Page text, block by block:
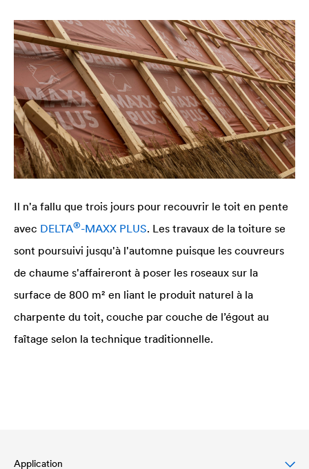
Il n'a fallu que trois jours pour recouvrir le toit en pente
avec DELTA®-MAXX PLUS. Les travaux de la toiture se
sont poursuivi jusqu'à l'automne puisque les couvreurs
de chaume s'affaireront à poser les roseaux sur la
surface de 800 m² en liant le produit naturel à la
charpente du toit, couche par couche de l’égout au
faîtage selon la technique traditionnelle.
Application